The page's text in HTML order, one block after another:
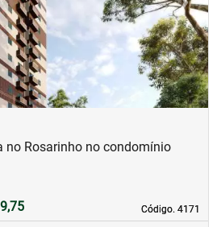
Next
Código. 4171
Código. 4171
no Rosarinho no condomínio